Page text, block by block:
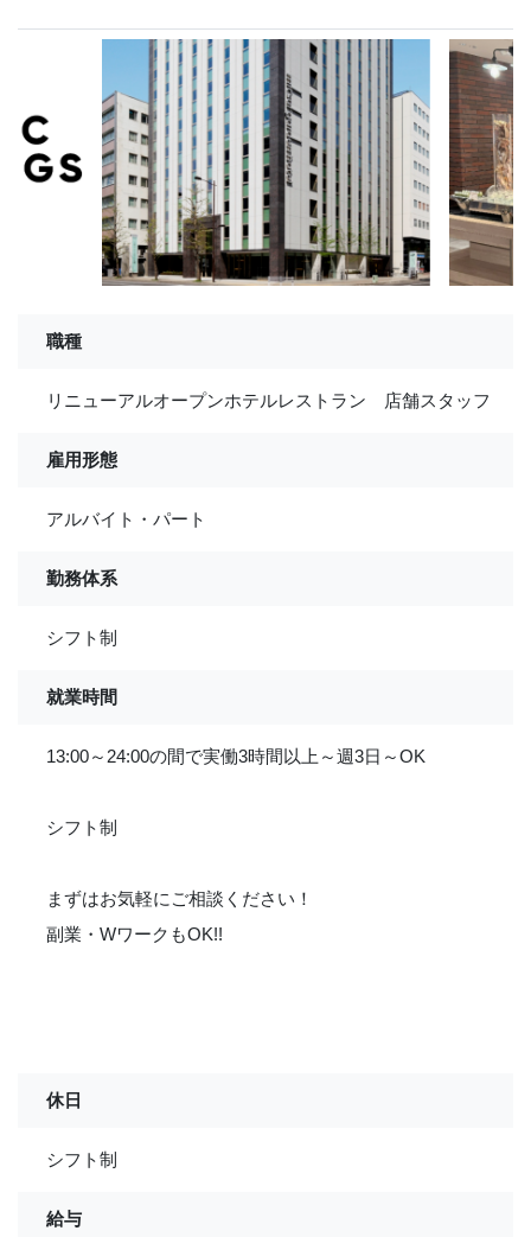
職種
リニューアルオープンホテルレストラン 店舗スタッフ
雇用形態
アルバイト・パート
勤務体系
シフト制
就業時間
13:00～24:00の間で実働3時間以上～週3日～OK
シフト制
まずはお気軽にご相談ください！
副業・WワークもOK!!
休日
シフト制
給与